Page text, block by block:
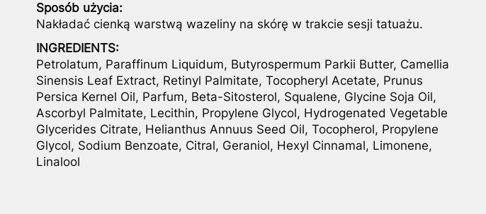
Sposób użycia:
Nakładać cienką warstwą wazeliny na skórę w trakcie sesji tatuażu.
INGREDIENTS:
Petrolatum, Paraffinum Liquidum, Butyrospermum Parkii Butter, Camellia
Sinensis Leaf Extract, Retinyl Palmitate, Tocopheryl Acetate, Prunus
Persica Kernel Oil, Parfum, Beta-Sitosterol, Squalene, Glycine Soja Oil,
Ascorbyl Palmitate, Lecithin, Propylene Glycol, Hydrogenated Vegetable
Glycerides Citrate, Helianthus Annuus Seed Oil, Tocopherol, Propylene
Glycol, Sodium Benzoate, Citral, Geraniol, Hexyl Cinnamal, Limonene,
Linalool